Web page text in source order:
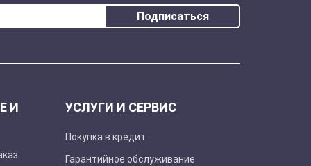
Подписаться
И УСЛУГИ И СЕРВИС
Покупка в кредит
Гарантийное обслуживание